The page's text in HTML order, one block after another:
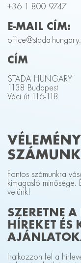
+36 1 800 9747
E-MAIL CÍM:
office@stada-
CÍM
STADA HUNGARY
1138 Budapest
Váci út 116-118
Fontos számunkra
kimagasló minősége.
velünk!
SZERETNE
HÍREKET ÉS
Iratkozzon fel a